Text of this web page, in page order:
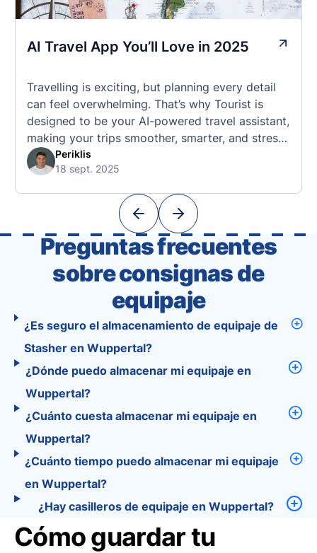
AI Travel App You’ll Love in 2025
Travelling is exciting, but planning every detail
can feel overwhelming. That’s why Tourist is
designed to be your AI-powered travel assistant,
making your trips smoother, smarter, and stress-
free. 🧭 What Makes the Tourist App Unique?
Unlike standard travel apps, Tourist combines
With Tourist, your trip planning becomes as
Periklis
18 sept. 2025
Preguntas frecuentes
sobre consignas de
equipaje
¿Es seguro el almacenamiento de equipaje de
Stasher en Wuppertal?
¿Dónde puedo almacenar mi equipaje en
Wuppertal?
¿Cuánto cuesta almacenar mi equipaje en
Wuppertal?
¿Cuánto tiempo puedo almacenar mi equipaje
en Wuppertal?
¿Hay casilleros de equipaje en Wuppertal?
Cómo guardar tu